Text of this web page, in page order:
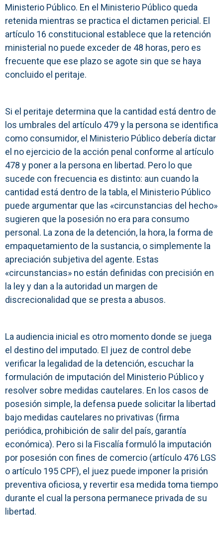
Ministerio Público. En el Ministerio Público queda
retenida mientras se practica el dictamen pericial. El
artículo 16 constitucional establece que la retención
ministerial no puede exceder de 48 horas, pero es
frecuente que ese plazo se agote sin que se haya
concluido el peritaje.
Si el peritaje determina que la cantidad está dentro de
los umbrales del artículo 479 y la persona se identifica
como consumidor, el Ministerio Público debería dictar
el no ejercicio de la acción penal conforme al artículo
478 y poner a la persona en libertad. Pero lo que
sucede con frecuencia es distinto: aun cuando la
cantidad está dentro de la tabla, el Ministerio Público
puede argumentar que las «circunstancias del hecho»
sugieren que la posesión no era para consumo
personal. La zona de la detención, la hora, la forma de
empaquetamiento de la sustancia, o simplemente la
apreciación subjetiva del agente. Estas
«circunstancias» no están definidas con precisión en
la ley y dan a la autoridad un margen de
discrecionalidad que se presta a abusos.
La audiencia inicial es otro momento donde se juega
el destino del imputado. El juez de control debe
verificar la legalidad de la detención, escuchar la
formulación de imputación del Ministerio Público y
resolver sobre medidas cautelares. En los casos de
posesión simple, la defensa puede solicitar la libertad
bajo medidas cautelares no privativas (firma
periódica, prohibición de salir del país, garantía
económica). Pero si la Fiscalía formuló la imputación
por posesión con fines de comercio (artículo 476 LGS
o artículo 195 CPF), el juez puede imponer la prisión
preventiva oficiosa, y revertir esa medida toma tiempo
durante el cual la persona permanece privada de su
libertad.